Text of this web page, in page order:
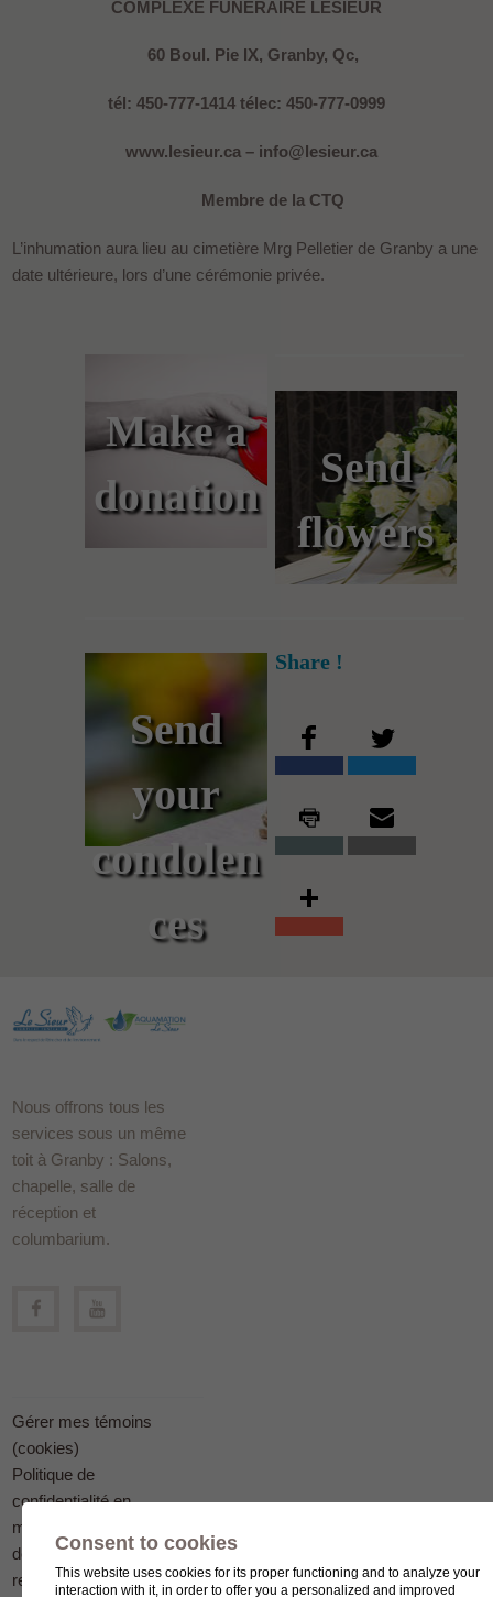
COMPLEXE FUNÉRAIRE LESIEUR
60 Boul. Pie IX, Granby, Qc,
tél: 450-777-1414 télec: 450-777-0999
www.lesieur.ca – info@lesieur.ca
Membre de la CTQ
L’inhumation aura lieu au cimetière Mrg Pelletier de Granby a une
date ultérieure, lors d’une cérémonie privée.
Make a
donation
Send
flowers
Send
your
condolen
ces
Share !
Nous offrons tous les
services sous un même
toit à Granby : Salons,
chapelle, salle de
réception et
columbarium.
Gérer mes témoins
(cookies)
Politique de
confidentialité en
matière
de protection des
renseignements
Consent to cookies
This website uses cookies for its proper functioning and to analyze your
interaction with it, in order to offer you a personalized and improved